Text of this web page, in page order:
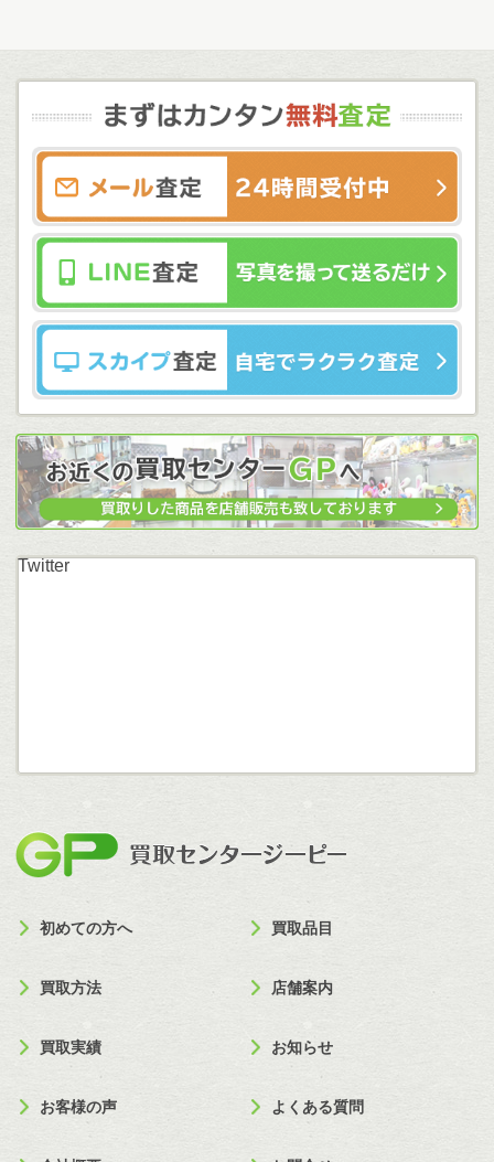
Twitter
初めての方へ 買取品目
買取方法 店舗案内
買取実績 お知らせ
お客様の声 よくある質問